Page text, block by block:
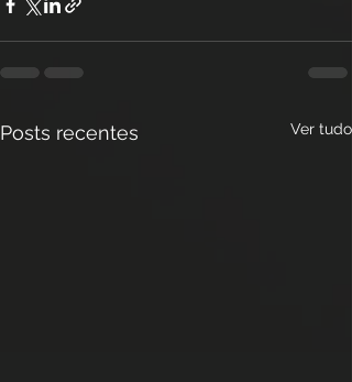
Posts recentes Ver tudo